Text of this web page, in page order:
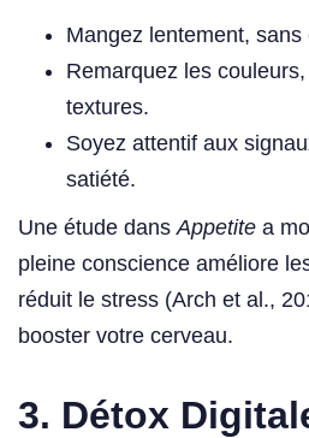
Mangez lentement, sans
Remarquez les
textures.
Soyez attentif aux
satiété.
Une étude dans Appetite a
pleine conscience améliore
réduit le stress (Arch et al.,
booster votre cerveau.
3. Détox